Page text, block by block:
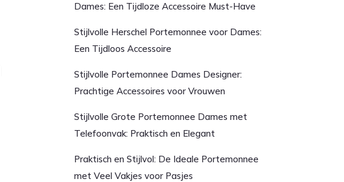
Dames: Een Tijdloze Accessoire Must-Have
Stijlvolle Herschel Portemonnee voor Dames:
Een Tijdloos Accessoire
Stijlvolle Portemonnee Dames Designer:
Prachtige Accessoires voor Vrouwen
Stijlvolle Grote Portemonnee Dames met
Telefoonvak: Praktisch en Elegant
Praktisch en Stijlvol: De Ideale Portemonnee
met Veel Vakjes voor Pasjes